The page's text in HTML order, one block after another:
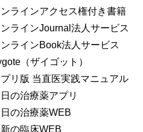
ラインアクセス権付き書籍
ラインJournal法人サービス
ラインBook法人サービス
（ザイゴット）
リ版 当直医実践マニュアル
の治療薬アプリ
の治療薬WEB
の臨床WEB